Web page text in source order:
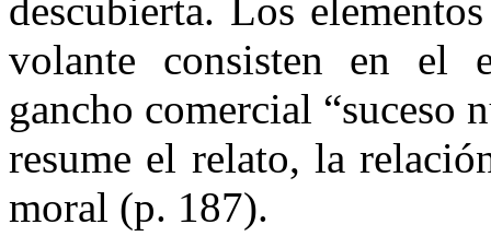
descubierta. Los
volante consisten en el
gancho comercial
resume el relato, la
moral (p. 187).